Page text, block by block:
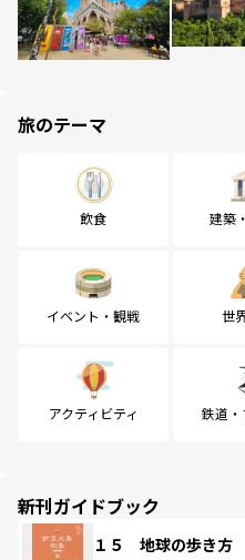
旅のテーマ
飲食 建築
イベント・観戦 世
アクティビティ 鉄道・
新刊ガイドブック
１５ 地球の歩き